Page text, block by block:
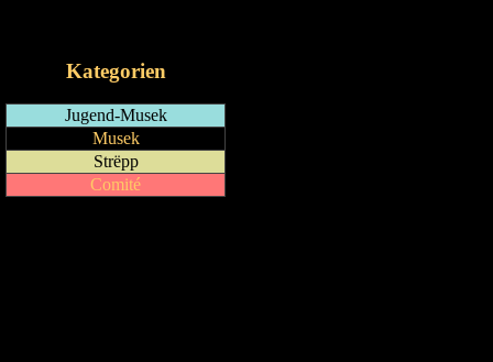
Kategorien
Jugend-Musek
Musek
Strëpp
Comité